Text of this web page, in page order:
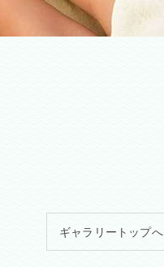
ギャラリートップへ